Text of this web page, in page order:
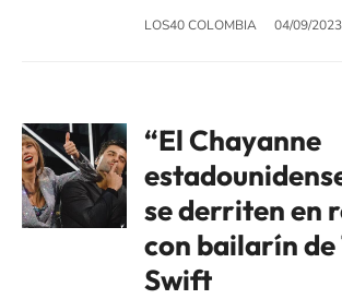
LOS40 COLOMBIA 04/09/2023
“El Chayanne
se derriten en
con bailarín
Swift